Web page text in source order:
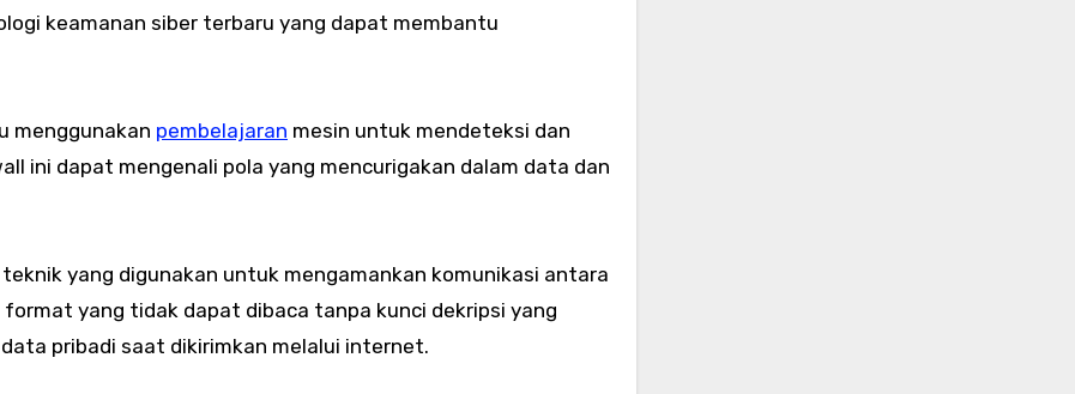
keamanan siber terbaru yang dapat membantu
menggunakan pembelajaran mesin untuk mendeteksi dan
ini dapat mengenali pola yang mencurigakan dalam data dan
yang digunakan untuk mengamankan komunikasi antara
yang tidak dapat dibaca tanpa kunci dekripsi yang
pribadi saat dikirimkan melalui internet.